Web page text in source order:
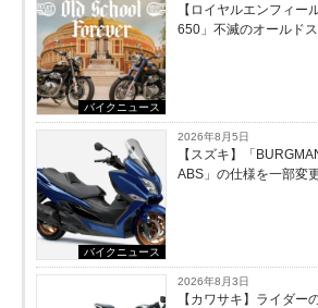
バイクニュース
【ロイヤルエンフィー
650」不滅のオールド
バイクニュース
2026年8月5日
【スズキ】「
ABS」の仕様を一部変
2026年8月3日
【カワサキ】ライダー